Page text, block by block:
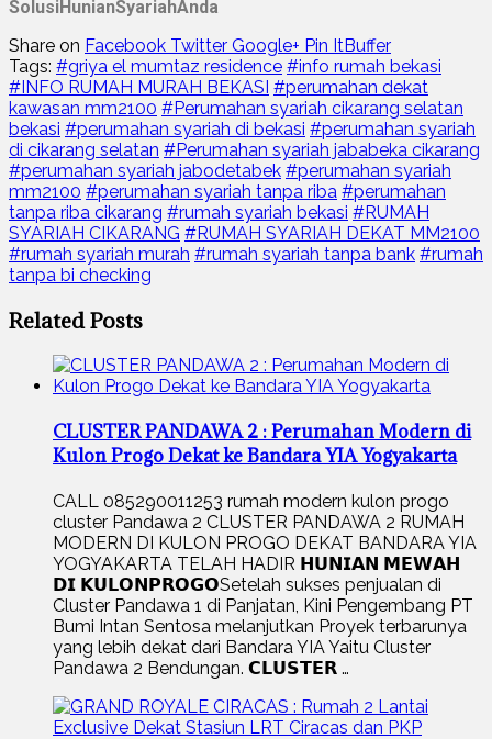
SolusiHunianSyariahAnda
Share on Facebook Twitter Google+ Pin ItBuffer
Tags: #griya el mumtaz residence #info rumah bekasi
#INFO RUMAH MURAH BEKASI #perumahan dekat
kawasan mm2100 #Perumahan syariah cikarang selatan
bekasi #perumahan syariah di bekasi #perumahan syariah
di cikarang selatan #Perumahan syariah jababeka cikarang
#perumahan syariah jabodetabek #perumahan syariah
mm2100 #perumahan syariah tanpa riba #perumahan
tanpa riba cikarang #rumah syariah bekasi #RUMAH
SYARIAH CIKARANG #RUMAH SYARIAH DEKAT MM2100
#rumah syariah murah #rumah syariah tanpa bank #rumah
tanpa bi checking
Related Posts
CLUSTER PANDAWA 2 : Perumahan Modern di
Kulon Progo Dekat ke Bandara YIA Yogyakarta
CALL 085290011253 rumah modern kulon progo
cluster Pandawa 2 CLUSTER PANDAWA 2 RUMAH
MODERN DI KULON PROGO DEKAT BANDARA YIA
YOGYAKARTA TELAH HADIR 𝗛𝗨𝗡𝗜𝗔𝗡 𝗠𝗘𝗪𝗔𝗛
𝗗𝗜 𝗞𝗨𝗟𝗢𝗡𝗣𝗥𝗢𝗚𝗢Setelah sukses penjualan di
Cluster Pandawa 1 di Panjatan, Kini Pengembang PT
Bumi Intan Sentosa melanjutkan Proyek terbarunya
yang lebih dekat dari Bandara YIA Yaitu Cluster
Pandawa 2 Bendungan. 𝗖𝗟𝗨𝗦𝗧𝗘𝗥 …